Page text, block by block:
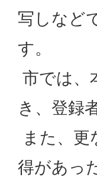
写しなど
す。
市では、
き、登録
また、
得があっ